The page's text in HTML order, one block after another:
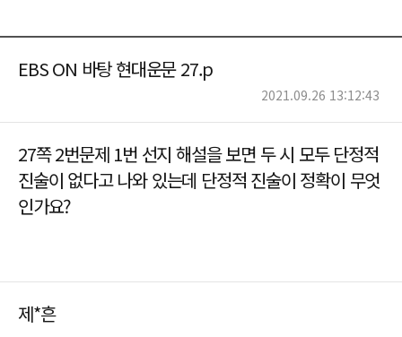
EBS ON 바탕 현대운문 27.p
2021.09.26 13:12:43
27쪽 2번문제 1번 선지 해설을 보면 두 시 모두 단정적
진술이 없다고 나와 있는데 단정적 진술이 정확이 무엇
인가요?
제*흔